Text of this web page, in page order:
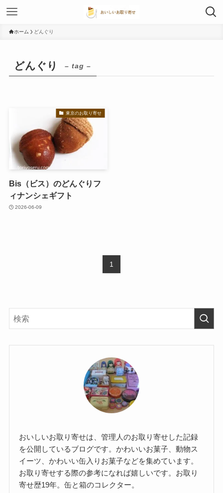
ホーム どんぐり
どんぐり – tag –
東京のお取り寄せ
Bis（ビス）のどんぐりフ
ィナンシェギフト
2026-06-09
1
おいしいお取り寄せは、管理人のお取り寄せした記録
を公開しているブログです。かわいいお菓子、動物ス
イーツ、かわいい缶入りお菓子などを集めています。
お取り寄せする際の参考になれば嬉しいです。お取り
寄せ歴19年。缶と箱のコレクター。